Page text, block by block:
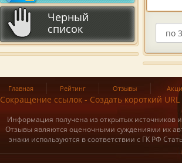
Черный
список
Главная Рейтинг Отзывы
Сокращение ссылок - Создать короткий URL
Информация получена из открытых источников
Отзывы являются оценочными суждениями их
знаки используются в соответствии с ГК РФ